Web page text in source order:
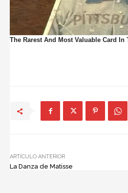
ARTÍCULO ANTERIOR
La Danza de Matisse